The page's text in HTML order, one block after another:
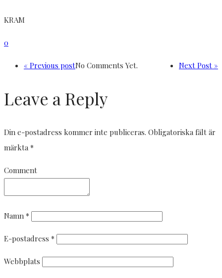
KRAM
0
« Previous post Next Post »
No Comments Yet.
Leave a Reply
Din e-postadress kommer inte publiceras. Obligatoriska fält är
märkta*
Comment
Namn *
E-postadress *
Webbplats